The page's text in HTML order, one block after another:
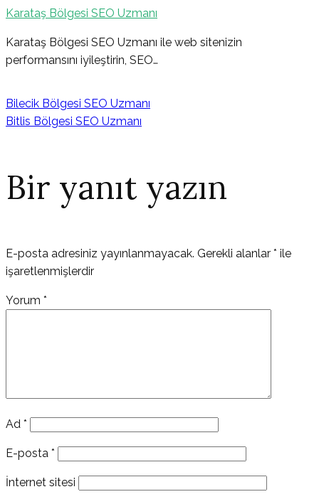
Karataş Bölgesi SEO Uzmanı
Karataş Bölgesi SEO Uzmanı ile web sitenizin
performansını iyileştirin, SEO…
Bilecik Bölgesi SEO Uzmanı
Bitlis Bölgesi SEO Uzmanı
Bir yanıt yazın
E-posta adresiniz yayınlanmayacak. Gerekli alanlar * ile
işaretlenmişlerdir
Yorum *
Ad *
E-posta *
İnternet sitesi